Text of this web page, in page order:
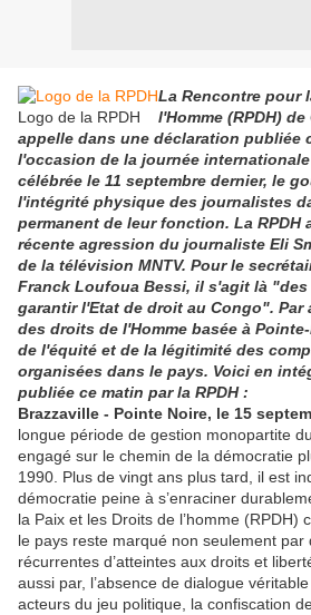
Logo de la RPDH
La Rencontre pour
l'Homme (RPDH)
appelle dans une déclaration publiée
l'occasion de la journée
célébrée le 11 septembre dernier, le
l'intégrité physique des journalistes
permanent de leur fonction. La RPDH
récente agression du journaliste Eli
de la télévision MNTV. Pour le
Franck Loufoua Bessi, il s'agit là
garantir l'Etat de droit au Congo".
des droits de l'Homme basée à
de l'équité et de la légitimité des
organisées dans le pays. Voici en
publiée ce matin par la RPDH :
Brazzaville - Pointe Noire, le 15
longue période de gestion monopartite
engagé sur le chemin de la démocratie
1990. Plus de vingt ans plus tard, il est
démocratie peine à s’enraciner
la Paix et les Droits de l’homme (RPDH)
le pays reste marqué non seulement par
récurrentes d’atteintes aux droits et
aussi par, l’absence de dialogue
acteurs du jeu politique, la confiscation